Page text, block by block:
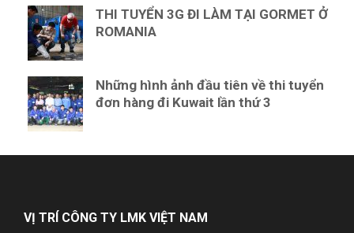
THI TUYỂN 3G ĐI LÀM TẠI GORMET Ở
ROMANIA
Những hình ảnh đầu tiên về thi tuyển
đơn hàng đi Kuwait lần thứ 3
VỊ TRÍ CÔNG TY LMK VIỆT NAM